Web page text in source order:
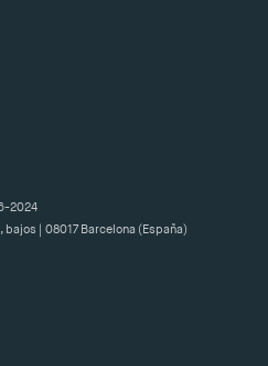
2024
| 08017 Barcelona (España)